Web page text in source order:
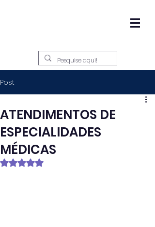
Post
ATENDIMENTOS DE
ESPECIALIDADES
MÉDICAS
Avaliado com NaN de 5 estrelas.